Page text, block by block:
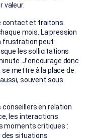
valeur.
contact et traitons
mois. La pression
frustration peut
les sollicitations
J’encourage donc
mettre à la place de
souvent sous
conseillers en relation
les interactions
moments critiques :
des situations